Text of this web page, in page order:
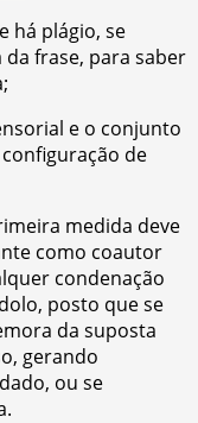
há plágio, se
frase, para saber
e o conjunto
de
medida deve
como coautor
condenação
posto que se
da suposta
gerando
ou se